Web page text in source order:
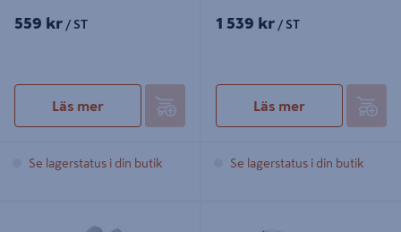
559 kr / ST
Läs mer
Se lagerstatus i din butik
1 539 kr / ST
Läs mer
Se lagerstatus i din butik
LINE 1500 LM/M, 15M
IP20 DIM RGBW TW 2000-6500K